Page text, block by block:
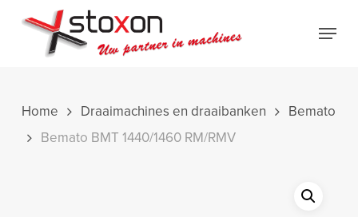
Menu
Home Draaimachines en draaibanken
Bemato
Bemato BMT 1440/1460 RM/RMV